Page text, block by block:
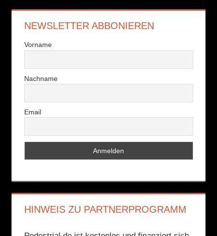
NEWSLETTER ABBONIEREN
Vorname
Nachname
Email
HINWEIS ZU PARTNERPROGRAMM